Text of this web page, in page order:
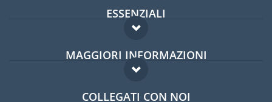
ESSENZIALI
Forum per expat
Guida per expat
MAGGIORI INFORMAZIONI
Domande frequenti
COLLEGATI CON NOI